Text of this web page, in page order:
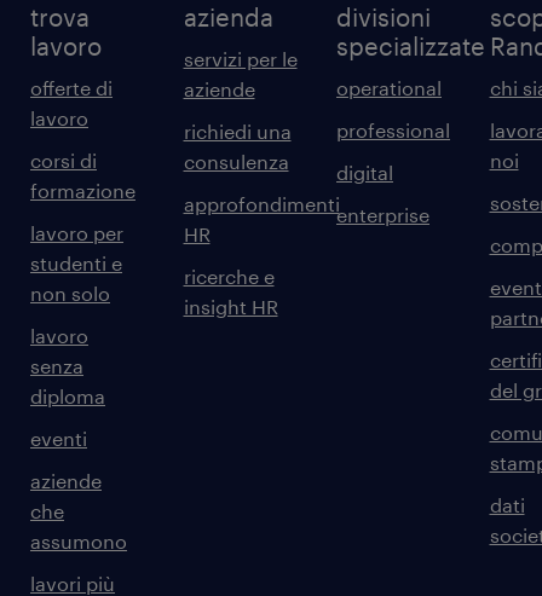
trova
lavoro
offerte di
lavoro
corsi di
formazione
lavoro per
studenti e
non solo
lavoro
senza
diploma
eventi
aziende
che
assumono
lavori più
azienda
servizi per le
aziende
richiedi una
consulenza
approfondimenti
HR
ricerche e
insight HR
divisioni
specializzate
operational
professional
digital
enterprise
chi
noi
del
dati